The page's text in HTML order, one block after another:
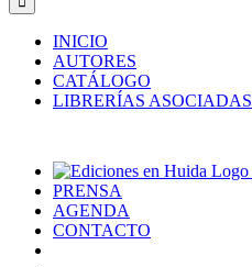
INICIO
AUTORES
CATÁLOGO
LIBRERÍAS ASOCIADAS
PRENSA
AGENDA
CONTACTO